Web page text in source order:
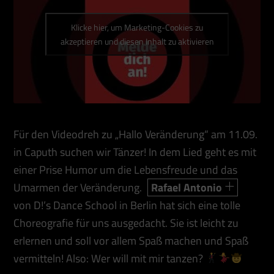
Klicke hier, um Marketing-Cookies zu
akzeptieren und diesen Inhalt zu aktivieren
Für den Videodreh zu „Hallo Veränderung“ am 11.09.
in Caputh suchen wir Tänzer! In dem Lied geht es mit
einer Prise Humor um die Lebensfreude und das
Umarmen der Veränderung.
Rafael Antonio
von D!’s Dance School in Berlin hat sich eine tolle
Choreografie für uns ausgedacht. Sie ist leicht zu
erlernen und soll vor allem Spaß machen und Spaß
vermitteln! Also: Wer will mit mir tanzen?